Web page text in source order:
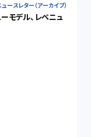
ュースレター（アーカイブ）
モデル、レベニュ